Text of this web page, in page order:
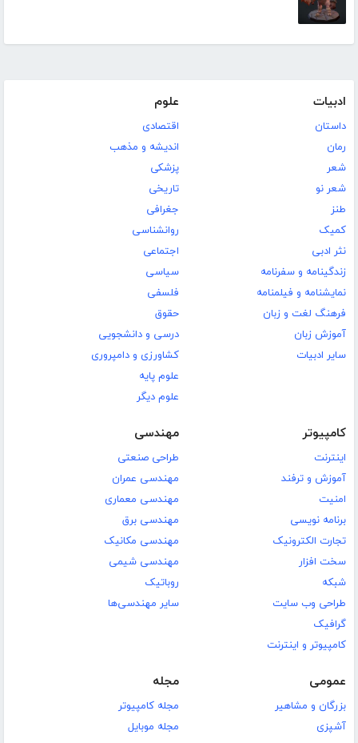
ادبیات
داستان
رمان
شعر
شعر نو
طنز
کمیک
نثر ادبی
زندگینامه و سفرنامه
نمایشنامه و فیلمنامه
فرهنگ لغت و زبان
آموزش زبان
سایر ادبیات
علوم
اقتصادی
اندیشه و مذهب
پزشکی
تاریخی
جغرافی
روانشناسی
اجتماعی
سیاسی
فلسفی
حقوق
درسی و دانشجویی
کشاورزی و دامپروری
علوم پایه
علوم دیگر
کامپیوتر
اینترنت
آموزش و ترفند
امنیت
برنامه نویسی
تجارت الکترونیک
سخت افزار
شبکه
طراحی وب سایت
گرافیک
کامپیوتر و اینترنت
مهندسی
طراحی صنعتی
مهندسی عمران
مهندسی معماری
مهندسی برق
مهندسی مکانیک
مهندسی شیمی
روباتیک
سایر مهندسی‌ها
عمومی
بزرگان و مشاهیر
آشپزی
مجله
مجله کامپیوتر
مجله موبایل